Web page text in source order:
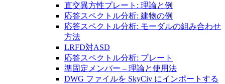
直交異方性プレート: 理論と例
応答スペクトル分析: 建物の例
応答スペクトル分析: モーダルの組み合わせ
方法
LRFD対ASD
応答スペクトル分析: プレート
準固定メンバー – 理論と使用法
DWG ファイルを SkyCiv にインポートする